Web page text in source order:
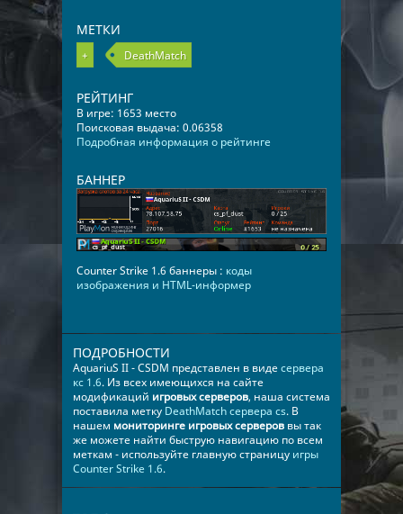
МЕТКИ
+ DeathMatch
РЕЙТИНГ
В игре: 1653 место
Поисковая выдача: 0.06358
Подробная информация о рейтинге
БАННЕР
Counter Strike 1.6 баннеры : коды
изображения и HTML-информер
ПОДРОБНОСТИ
AquariuS II - CSDM представлен в видесервера
кс 1.6. Из всех имеющихся на сайте
модификаций игровых серверов, наша система
поставила метку DeathMatch сервера cs. В
нашем мониторинге игровых серверов вы так
же можете найти быструю навигацию по всем
меткам - используйте главную страницу игры
Counter Strike 1.6.